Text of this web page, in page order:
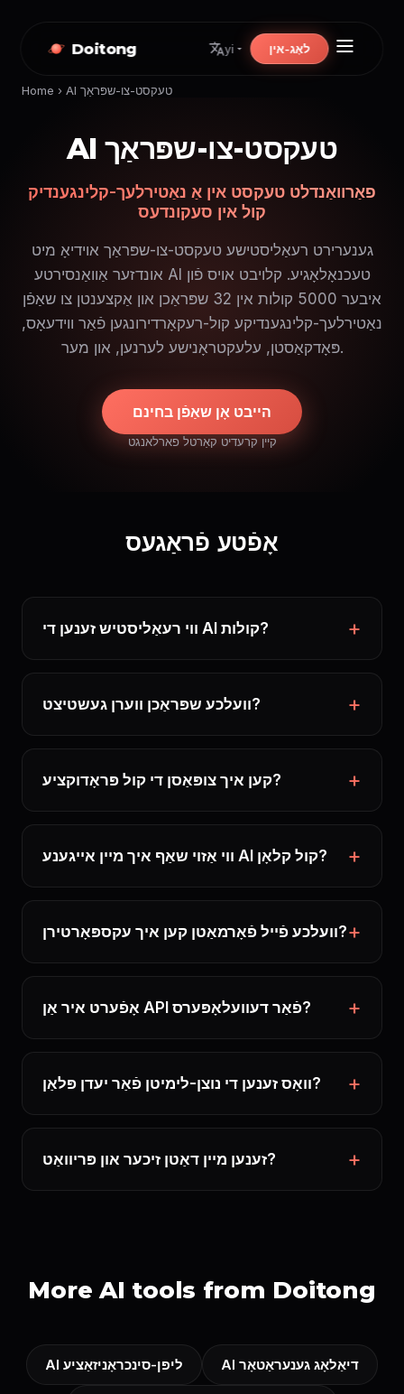
Doitong yi לאָג-אין
Home › AI טעקסט-צו-שפּראַך
AI טעקסט-צו-שפּראַך
פאַרוואַנדלט טעקסט אין אַ נאַטירלעך-קלינגענדיק
קול אין סעקונדעס
גענערירט רעאַליסטישע טעקסט-צו-שפּראַך אוידיאָ מיט
אונדזער אַוואַנסירטע AI טעכנאָלאָגיע. קלויבט אויס פֿון
איבער 5000 קולות אין 32 שפּראַכן און אַקצענטן צו שאַפֿן
נאַטירלעך-קלינגענדיקע קול-רעקאָרדירונגען פֿאַר ווידעאָס,
פּאָדקאַסטן, עלעקטראָנישע לערנען, און מער.
הייבט אָן שאַפֿן בחינם
קיין קרעדיט קאַרטל פארלאנגט
אָפֿטע פֿראַגעס
ווי רעאַליסטיש זענען די AI קולות?
וועלכע שפּראַכן ווערן געשטיצט?
קען איך צופּאַסן די קול פּראָדוקציע?
ווי אַזוי שאַף איך מיין אייגענע AI קול קלאָן?
וועלכע פֿייל פֿאָרמאַטן קען איך עקספּאָרטירן?
אָפֿערט איר אַן API פֿאַר דעוועלאָפּערס?
וואָס זענען די נוצן-לימיטן פֿאַר יעדן פּלאַן?
זענען מיין דאַטן זיכער און פּריוואַט?
More AI tools from Doitong
AI ליפּן-סינכראָניזאַציע AI דיאַלאָג גענעראַטאָר